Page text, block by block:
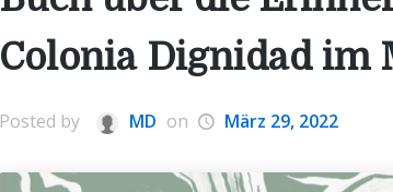
Colonia Dignidad im
Posted by MD on März 29, 2022